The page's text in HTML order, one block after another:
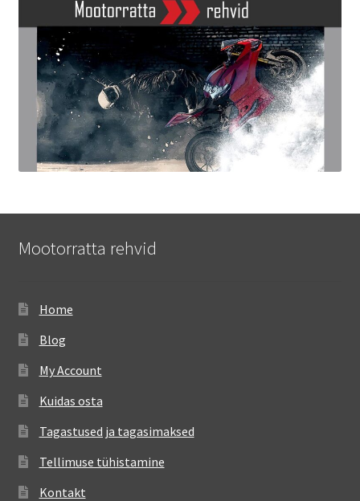
Mootorratta rehvid
Home
Blog
My Account
Kuidas osta
Tagastused ja tagasimaksed
Tellimuse tühistamine
Kontakt